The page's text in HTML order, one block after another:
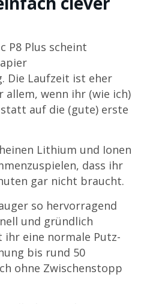
P8 Plus scheint
Die Laufzeit ist eher
wenn ihr (wie ich)
auf die (gute) erste
Lithium und Ionen
dass ihr
gar nicht braucht.
so hervorragend
und gründlich
ihr eine normale Putz-
bis rund 50
ohne Zwischenstopp